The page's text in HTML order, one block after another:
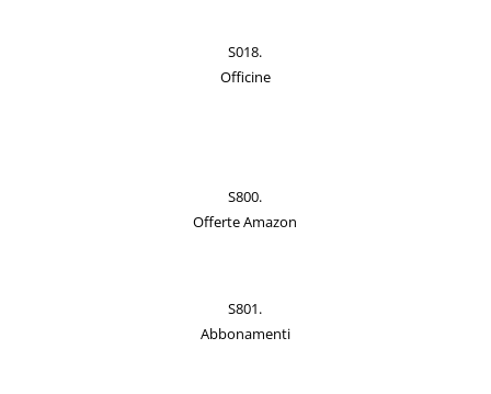
S018.
Officine
S800.
Offerte Amazon
S801.
Abbonamenti